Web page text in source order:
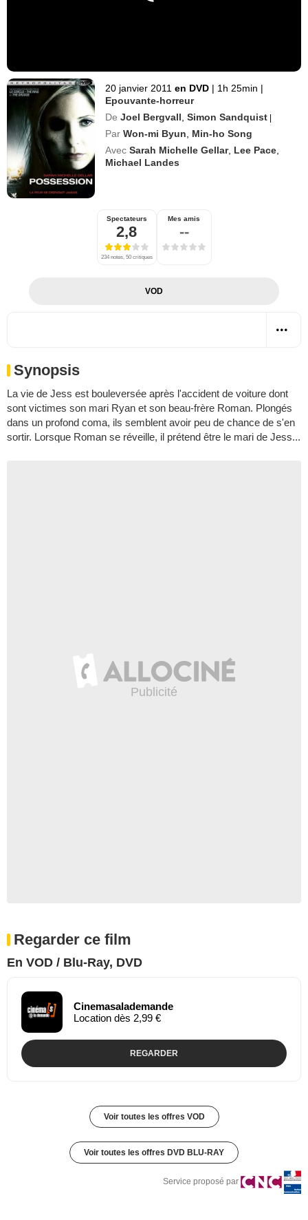
20 janvier 2011 en DVD | 1h 25min |
Epouvante-horreur
De Joel Bergvall ,Simon Sandquist |
Par Won-mi Byun
Min-ho Song
Avec Sarah Michelle Gellar, Lee Pace
Michael Landes
Spectateurs
2,8
234 notes, 50 critiques
Mes amis
--
VOD
Synopsis
La vie de Jess est bouleversée après l'accident de voiture dont
sont victimes son mari Ryan et son beau-frère Roman. Plongés
dans un profond coma, ils semblent avoir peu de chance de s'en
sortir. Lorsque Roman se réveille, il prétend être le mari de Jess...
Regarder ce film
En VOD / Blu-Ray, DVD
Cinemasalademande
Location dès 2,99 €
REGARDER
Voir toutes les offres VOD
Voir toutes les offres DVD BLU-RAY
Service proposé par